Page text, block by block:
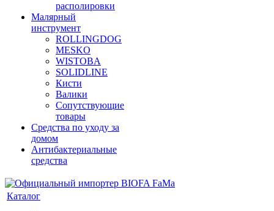
располировки
Малярный
инструмент
ROLLINGDOG
MESKO
WISTOBA
SOLIDLINE
Кисти
Валики
Сопутствующие
товары
Средства по уходу за
домом
Антибактериальные
средства
Каталог